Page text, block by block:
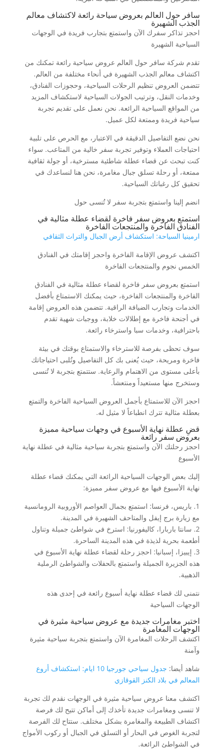
سافر حول العالم بعروض سياحة رائعة لاكتشاف معالم
الجذب الشهيرة
احجز تذاكر سفرك الآن واستمتع بتجارب فريدة في الوجهات
السياحية الشهيرة
تقدم شركة سافر حول العالم عروض سياحية رائعة تمكنك من
اكتشاف معالم الجذب الشهيرة في أنحاء مختلفة من العالم.
تتضمن العروض تنظيم الرحلات السياحية، وحجوزات الفنادق،
وخدمات النقل، وترتيب الجولات السياحية لاستكشاف المزيد
من المواقع السياحية الرائعة. نحن نعمل على تقديم تجربة
سياحية فريدة وممتعة لكل عميل.
نحن نضع التفاصيل الدقيقة في الاعتبار، مع الحرص على تلبية
احتياجات العملاء وتوفير تجربة سفر خالية من المتاعب. سواء
كنت تبحث عن قضاء عطلة شاطئية مسترخية، أو جولة ثقافية
ممتعة، أو رحلة تسلق جبال مغامرة، نحن هنا لنساعدك في
تحقيق كل رغباتك السياحية.
انضم إلينا واستمتع بتجربة سفر لا تُنسى حول
استمتع بعروض سفر فاخرة لقضاء عطلة مثالية في
الفنادق الفاخرة والمنتجعات الفاخرة
ارمينيا السياحة: استكشاف أرض الجبال والتراث الثقافي
اكتشف عروض الإقامة الفاخرة واحجز إقامتك في الفنادق
الخمس نجوم والمنتجعات الفاخرة
استمتع بعروض سفر فاخرة لقضاء عطلة مثالية في الفنادق
الفاخرة والمنتجعات الفاخرة، حيث يمكنك الاستمتاع بأفضل
الخدمات وتجارب الضيافة الراقية. تتضمن هذه العروض إقامة
في أجنحة فاخرة مع إطلالات خلابة، ووجبات شهية تقدم
باحترافية، وخدمات سبا واسترخاء رائعة.
سوف تحظى بفرصة للاسترخاء والاستمتاع بوقتك في بيئة
فاخرة ومريحة، حيث يُعنى بك كل التفاصيل وتُلبى احتياجاتك
بأعلى مستوى من الاهتمام والرعاية. ستتمتع بتجربة لا تُنسى
وستخرج منها مستعيداً ومنتعشاً.
احجز الآن للاستمتاع بأجمل العروض السياحية الفاخرة والتمتع
بعطلة مثالية تترك انطباعاً لا مثيل له.
قضِ عطلة نهاية الأسبوع في وجهات سياحية مميزة
بعروض سفر رائعة
احجز رحلتك الآن واستمتع بتجربة سياحية مثالية في عطلة نهاية
الأسبوع
إليك بعض الوجهات السياحية الرائعة التي يمكنك قضاء عطلة
نهاية الأسبوع فيها مع عروض سفر مميزة:
1. باريس، فرنسا: استمتع بجمال العواصم الأوروبية الرومانسية
مع زيارة برج إيفل والمتاحف الشهيرة في المدينة.
2. سانتا باربارا، كاليفورنيا: استرخ في شواطئ جميلة وتناول
أطعمة بحرية لذيذة في هذه المدينة الساحرة.
3. إيبيزا، إسبانيا: احجز رحلة لقضاء عطلة نهاية الأسبوع في
هذه الجزيرة الجميلة واستمتع بالحفلات والشواطئ الرملية
الذهبية.
نتمنى لك قضاء عطلة نهاية أسبوع رائعة في إحدى هذه
الوجهات السياحية
اختبر مغامرات جديدة مع عروض سياحية مثيرة في
الوجهات المغامرة
اكتشف الرحلات المغامرة الآن واستمتع بتجربة سياحية مثيرة
وآمنة
شاهد أيضا:
جدول سياحي جورجيا 10 ايام: استكشاف أروع
المعالم في بلاد الكنز القوقازي
اكتشف معنا عروض سياحية مثيرة في الوجهات نقدم لك تجربة
لا تنسى ومغامرات جديدة تأخذك إلى أماكن تتيح لك فرصة
اكتشاف الطبيعة والمغامرة بشكل مختلف. ستتاح لك الفرصة
لتجربة الغوص في البحار أو التسلق في الجبال أو ركوب الأمواج
في الشواطئ الرائعة.